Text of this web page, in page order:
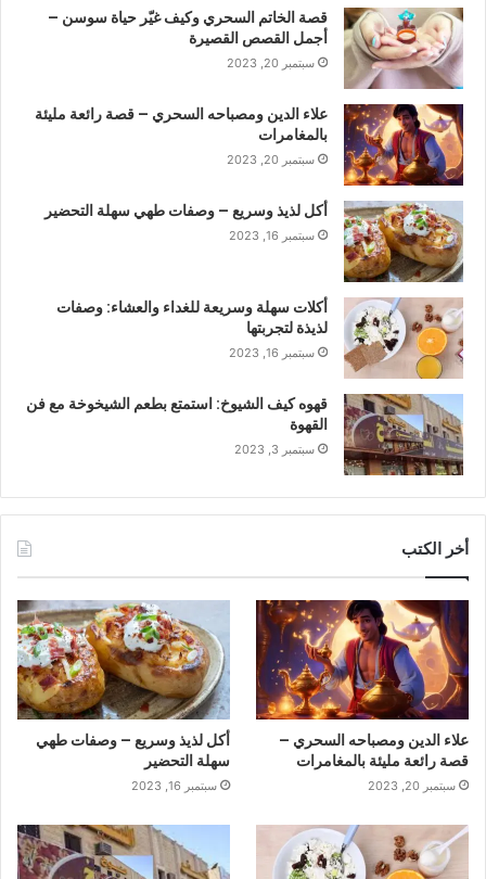
قصة الخاتم السحري وكيف غيّر حياة سوسن –
أجمل القصص القصيرة
سبتمبر 20, 2023
علاء الدين ومصباحه السحري – قصة رائعة مليئة
بالمغامرات
سبتمبر 20, 2023
أكل لذيذ وسريع – وصفات طهي سهلة التحضير
سبتمبر 16, 2023
أكلات سهلة وسريعة للغداء والعشاء: وصفات
لذيذة لتجربتها
سبتمبر 16, 2023
قهوه كيف الشيوخ: استمتع بطعم الشيخوخة مع فن
القهوة
سبتمبر 3, 2023
أخر الكتب
علاء الدين ومصباحه السحري –
قصة رائعة مليئة بالمغامرات
سبتمبر 20, 2023
أكل لذيذ وسريع – وصفات طهي
سهلة التحضير
سبتمبر 16, 2023